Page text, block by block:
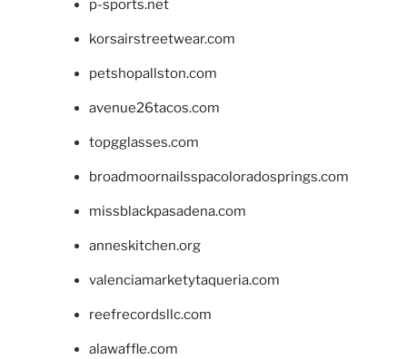
p-sports.net
korsairstreetwear.com
petshopallston.com
avenue26tacos.com
topgglasses.com
broadmoornailsspacoloradosprings.com
missblackpasadena.com
anneskitchen.org
valenciamarketytaqueria.com
reefrecordsllc.com
alawaffle.com